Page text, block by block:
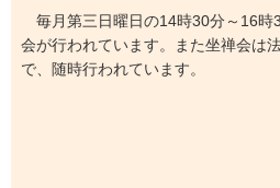
毎月第三日曜日の14時30分～16時
会が行われています。また坐禅会は
で、随時行われています。